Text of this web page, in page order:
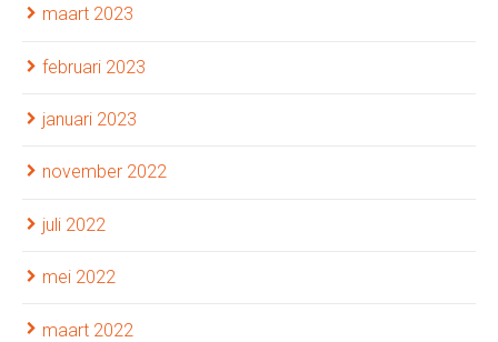
maart 2023
februari 2023
januari 2023
november 2022
juli 2022
mei 2022
maart 2022